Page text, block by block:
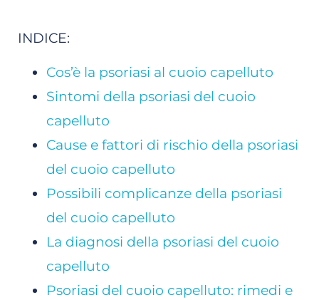
INDICE:
Cos’è la psoriasi al cuoio capelluto
Sintomi della psoriasi del cuoio
capelluto
Cause e fattori di rischio della psoriasi
del cuoio capelluto
Possibili complicanze della psoriasi
del cuoio capelluto
La diagnosi della psoriasi del cuoio
capelluto
Psoriasi del cuoio capelluto: rimedi e